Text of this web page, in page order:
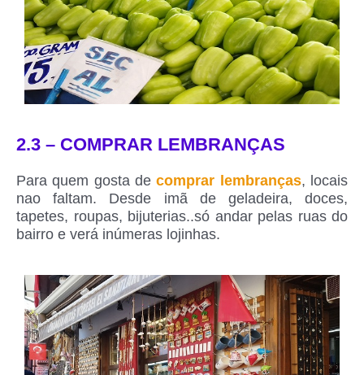
2.3 – COMPRAR LEMBRANÇAS
Para quem gosta decomprar lembranças, locais
nao faltam. Desde imã de geladeira, doces,
tapetes, roupas, bijuterias..só andar pelas ruas do
bairro e verá inúmeras lojinhas.